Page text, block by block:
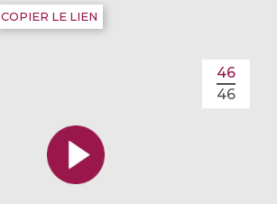
COPIER LE LIEN
46
46